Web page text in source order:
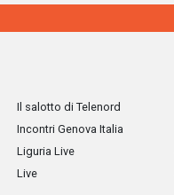
Il salotto di Telenord
Incontri Genova Italia
Liguria Live
Live